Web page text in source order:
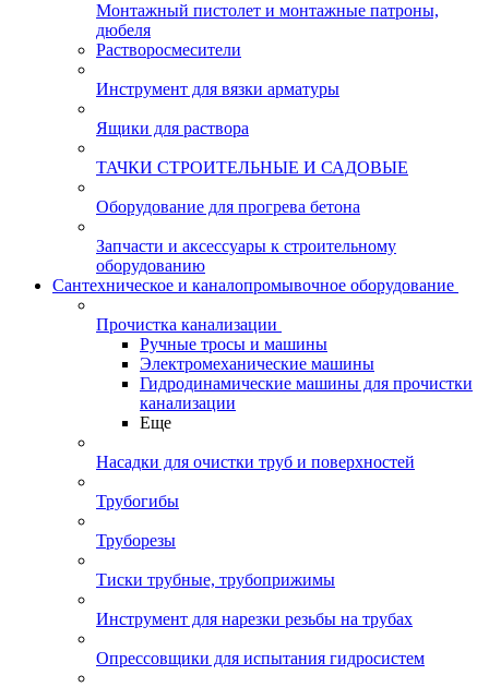
Монтажный пистолет и монтажные патроны,
дюбеля
Растворосмесители
Инструмент для вязки арматуры
Ящики для раствора
ТАЧКИ СТРОИТЕЛЬНЫЕ И САДОВЫЕ
Оборудование для прогрева бетона
Запчасти и аксессуары к строительному
оборудованию
Сантехническое и каналопромывочное оборудование
Прочистка канализации
Ручные тросы и машины
Электромеханические машины
Гидродинамические машины для прочистки
канализации
Еще
Насадки для очистки труб и поверхностей
Трубогибы
Труборезы
Тиски трубные, трубоприжимы
Инструмент для нарезки резьбы на трубах
Опрессовщики для испытания гидросистем